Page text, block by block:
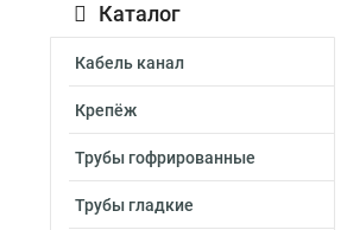
Каталог
Кабель канал
Крепёж
Трубы гофрированные
Трубы гладкие